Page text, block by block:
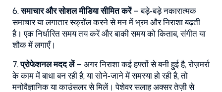
6.समाचार और सोशल मीडिया सीमित करें– बड़े‑बड़े नकारात्मक
समाचार या लगातार स्क्रॉल करने से मन में भ्रम और निराशा बढ़ती
है। एक निर्धारित समय तय करें और बाकी समय को किताब, संगीत या
शौक में लगाएँ।
7.प्रोफेशनल मदद लें– अगर निराशा कई हफ्तों से बनी हुई है, रोज़मर्रा
के काम में बाधा बन रही है, या सोने‑जाने में समस्या हो रही है, तो
मनोवैज्ञानिक या काउंसलर से मिलें। पेशेवर सलाह अक्सर तेज़ी से